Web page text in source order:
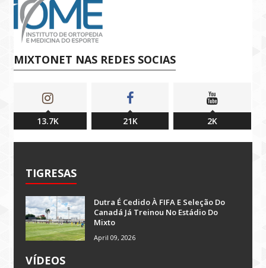
MIXTONET NAS REDES SOCIAS
13.7K 21K 2K
TIGRESAS
Dutra É Cedido À FIFA E Seleção Do
Canadá Já Treinou No Estádio Do
Mixto
April 09, 2026
VÍDEOS